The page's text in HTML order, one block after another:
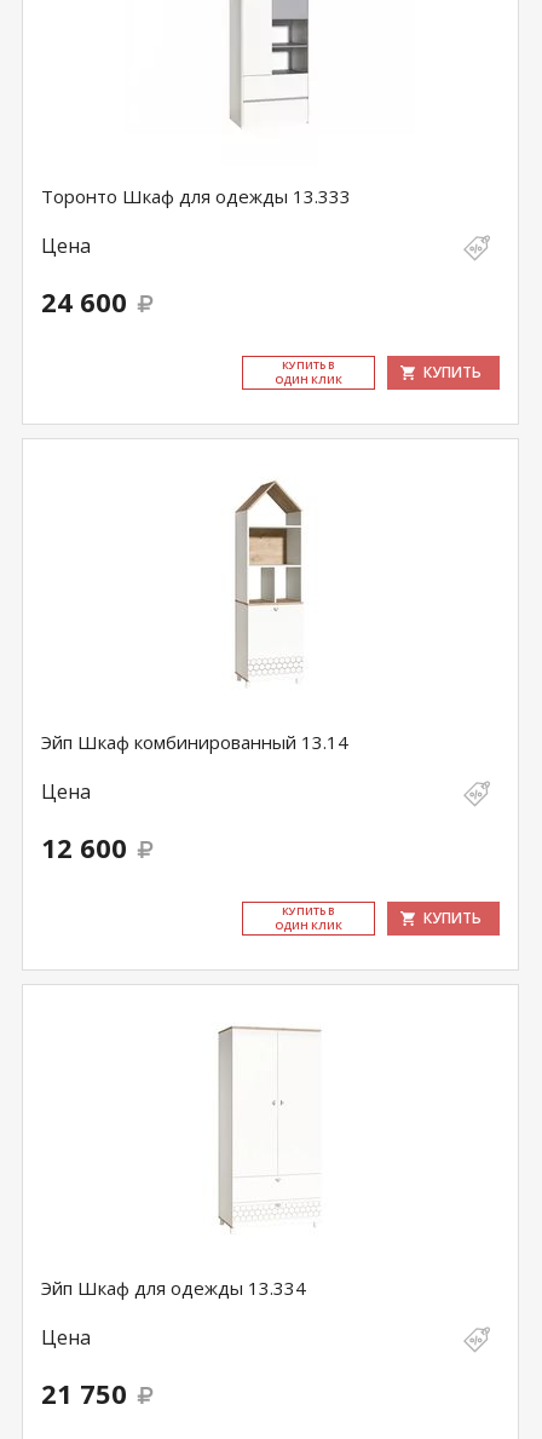
Торонто Шкаф для одежды 13.333
Цена
24 600
КУ­ПИТЬ В
ОДИН КЛИК
КУПИТЬ
Эйп Шкаф комбинированный 13.14
Цена
12 600
КУ­ПИТЬ В
ОДИН КЛИК
КУПИТЬ
Эйп Шкаф для одежды 13.334
Цена
21 750